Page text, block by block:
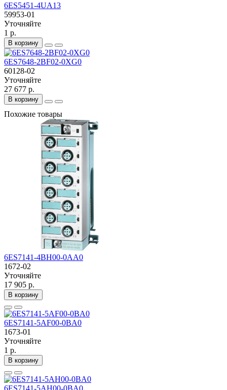
6ES5451-4UA13
59953-01
Уточняйте
1 р.
В корзину
6ES7648-2BF02-0XG0
60128-02
Уточняйте
27 677 р.
В корзину
Похожие товары
6ES7141-4BH00-0AA0
1672-02
Уточняйте
17 905 р.
В корзину
6ES7141-5AF00-0BA0
1673-01
Уточняйте
1 р.
В корзину
6ES7141-5AH00-0BA0